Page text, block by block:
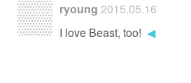
ryoung 2015.05.16
I love Beast, too! ◀